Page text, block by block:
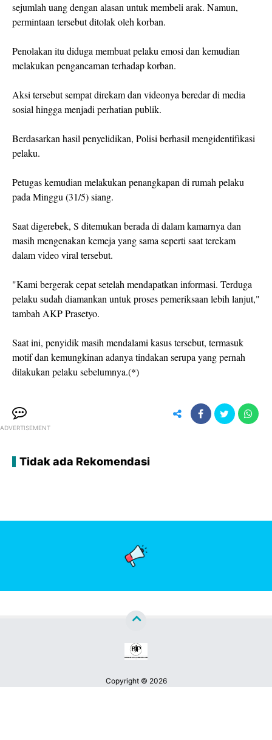
sejumlah uang dengan alasan untuk membeli arak. Namun,
permintaan tersebut ditolak oleh korban.
Penolakan itu diduga membuat pelaku emosi dan kemudian
melakukan pengancaman terhadap korban.
Aksi tersebut sempat direkam dan videonya beredar di media
sosial hingga menjadi perhatian publik.
Berdasarkan hasil penyelidikan, Polisi berhasil mengidentifikasi
pelaku.
Petugas kemudian melakukan penangkapan di rumah pelaku
pada Minggu (31/5) siang.
Saat digerebek, S ditemukan berada di dalam kamarnya dan
masih mengenakan kemeja yang sama seperti saat terekam
dalam video viral tersebut.
"Kami bergerak cepat setelah mendapatkan informasi. Terduga
pelaku sudah diamankan untuk proses pemeriksaan lebih lanjut,"
tambah AKP Prasetyo.
Saat ini, penyidik masih mendalami kasus tersebut, termasuk
motif dan kemungkinan adanya tindakan serupa yang pernah
dilakukan pelaku sebelumnya.(*)
ADVERTISEMENT
Tidak ada Rekomendasi
Copyright © 2026
Berita Jatim Pos™